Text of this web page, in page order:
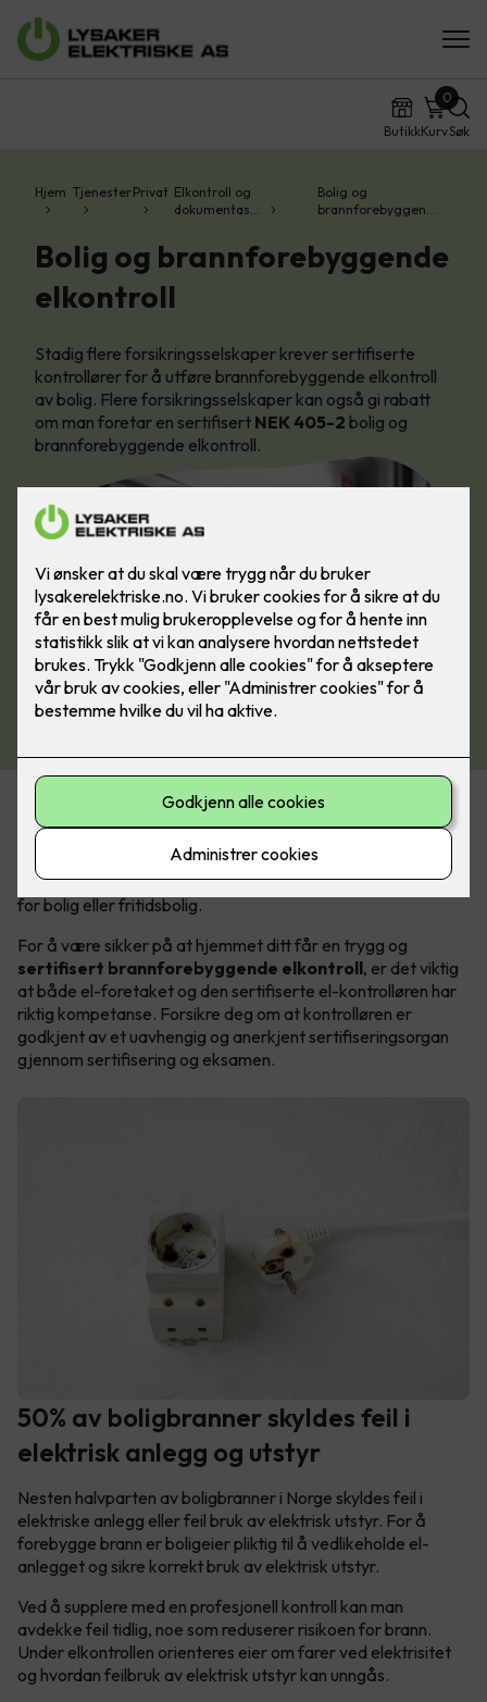
ButikkKurv
0
Søk
Hjem TjenesterPrivat Elkontroll og
dokumentas…
Bolig og
brannforebyggen…
Bolig og brannforebyggende
elkontroll
Stadig flere forsikringsselskaper krever sertifiserte
kontrollører for å utføre brannforebyggende elkontroll
av bolig. Flere forsikringsselskaper kan også gi rabatt
om man foretar en sertifisert NEK 405-2 bolig og
brannforebyggende elkontroll.
Elkontroll for å hindre boligbrann
Er det lenge siden det elektriske anlegget ditt har blitt
undersøkt? Om ja, anbefaler vi at du bestiller en elkontroll,
for bolig eller fritidsbolig.
For å være sikker på at hjemmet ditt får en trygg og
sertifisert brannforebyggende elkontroll, er det viktig
at både el-foretaket og den sertifiserte el-kontrolløren har
riktig kompetanse. Forsikre deg om at kontrolløren er
godkjent av et uavhengig og anerkjent sertifiseringsorgan
gjennom sertifisering og eksamen.
50% av boligbranner skyldes feil i
elektrisk anlegg og utstyr
Nesten halvparten av boligbranner i Norge skyldes feil i
elektriske anlegg eller feil bruk av elektrisk utstyr. For å
forebygge brann er boligeier pliktig til å vedlikeholde el-
anlegget og sikre korrekt bruk av elektrisk utstyr.
Ved å supplere med en profesjonell kontroll kan man
avdekke feil tidlig, noe som reduserer risikoen for brann.
Under elkontrollen orienteres eier om farer ved elektrisitet
og hvordan feilbruk av elektrisk utstyr kan unngås.